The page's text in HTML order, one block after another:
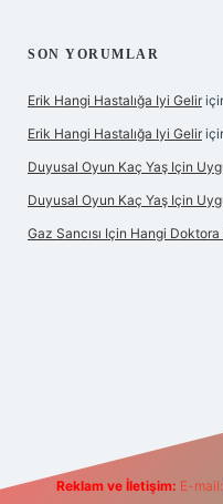
SON YORUMLAR
Erik Hangi Hastalığa Iyi Gelir
Erik Hangi Hastalığa Iyi Gelir
Duyusal Oyun Kaç Yaş Için
Duyusal Oyun Kaç Yaş Için
Gaz Sancısı Için Hangi
Reklam ve İletişim: E-mail: